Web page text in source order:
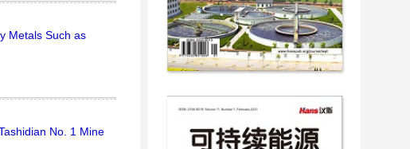
Metals Such as
No. 1 Mine